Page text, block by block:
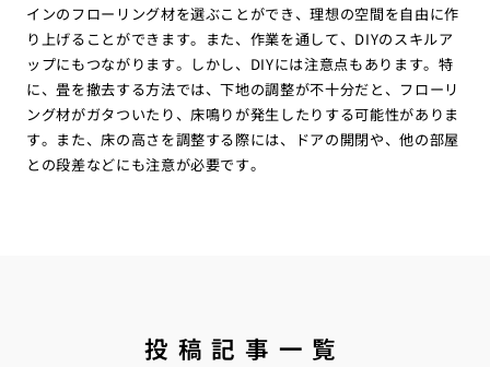
インのフローリング材を選ぶことができ、理想の空間を自由に作
り上げることができます。また、作業を通して、DIYのスキルア
ップにもつながります。しかし、DIYには注意点もあります。特
に、畳を撤去する方法では、下地の調整が不十分だと、フローリ
ング材がガタついたり、床鳴りが発生したりする可能性がありま
す。また、床の高さを調整する際には、ドアの開閉や、他の部屋
との段差などにも注意が必要です。
投稿記事一覧